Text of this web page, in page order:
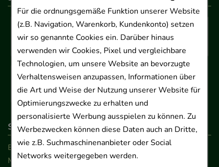
Für die ordnungsgemäße Funktion unserer Website
(z.B. Navigation, Warenkorb, Kundenkonto) setzen
wir so genannte Cookies ein. Darüber hinaus
verwenden wir Cookies, Pixel und vergleichbare
Technologien, um unsere Website an bevorzugte
Verhaltensweisen anzupassen, Informationen über
die Art und Weise der Nutzung unserer Website für
Optimierungszwecke zu erhalten und
personalisierte Werbung ausspielen zu können. Zu
Werbezwecken können diese Daten auch an Dritte,
wie z.B. Suchmaschinenanbieter oder Social
Networks weitergegeben werden.
So erreichen Sie uns
Beratung und Kundenservice:
Montag - Freitag von 9.00 bis 17.00 Uhr